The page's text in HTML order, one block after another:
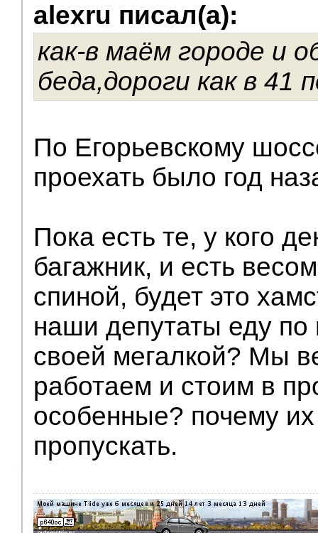
alexru писал(а):
как-в маём городе и
беда,дороги как в 41
По Егорьевскому
проехать было год
Пока есть те, у кого
багажник, и есть
спиной, будет это
наши депутаты еду по
своей мегалкой? Мы
работаем и стоим в
особенные? почему
пропускать.